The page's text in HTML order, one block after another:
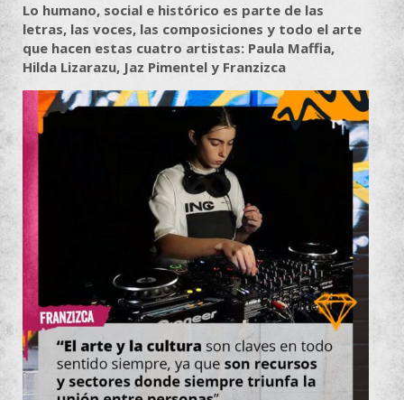
Lo humano, social e histórico es parte de las
letras, las voces, las composiciones y todo el arte
que hacen estas cuatro artistas: Paula Maffia,
Hilda Lizarazu, Jaz Pimentel y Franzizca